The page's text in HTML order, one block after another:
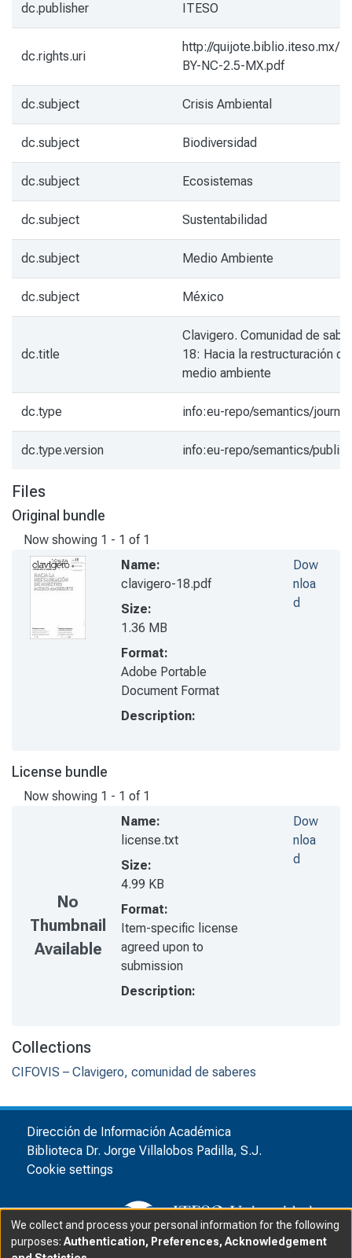
dc.publisher ITESO
dc.rights.uri
http://quijote.biblio.iteso.mx/
BY-NC-2.5-MX.pdf
dc.subject Crisis Ambiental
dc.subject Biodiversidad
dc.subject Ecosistemas
dc.subject Sustentabilidad
dc.subject Medio Ambiente
dc.subject México
dc.title
Clavigero. Comunidad de
18: Hacia la restructuración
medio ambiente
dc.type info:eu-repo/semantics/journal
dc.type.version info:eu-repo/semantics/
Files
Original bundle
Now showing 1 - 1 of 1
Name:
clavigero-18.pdf
Size:
1.36 MB
Format:
Adobe Portable
Document Format
Description:
Dow
nloa
d
License bundle
Now showing 1 - 1 of 1
No
Thumbnail
Available
Name:
license.txt
Size:
4.99 KB
Format:
Item-specific license
agreed upon to
submission
Description:
Dow
nloa
d
Collections
CIFOVIS – Clavigero, comunidad de saberes
Dirección de Información Académica
Biblioteca Dr. Jorge Villalobos Padilla, S.J.
Cookie settings
We collect and process your personal information for the following
purposes: Authentication, Preferences, Acknowledgement